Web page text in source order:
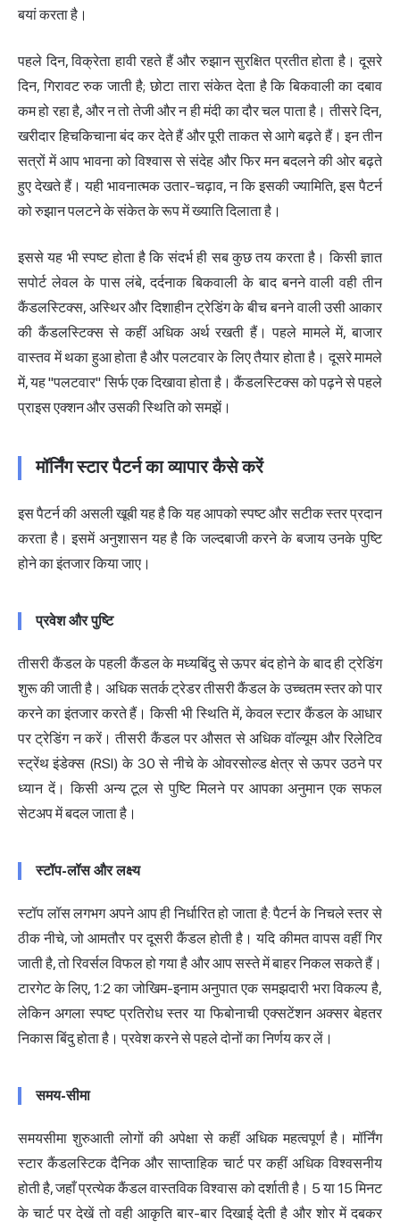
बयां करता है।
पहले दिन, विक्रेता हावी रहते हैं और रुझान सुरक्षित प्रतीत होता है। दूसरे
दिन, गिरावट रुक जाती है; छोटा तारा संकेत देता है कि बिकवाली का दबाव
कम हो रहा है, और न तो तेजी और न ही मंदी का दौर चल पाता है। तीसरे दिन,
खरीदार हिचकिचाना बंद कर देते हैं और पूरी ताकत से आगे बढ़ते हैं। इन तीन
सत्रों में आप भावना को विश्वास से संदेह और फिर मन बदलने की ओर बढ़ते
हुए देखते हैं। यही भावनात्मक उतार-चढ़ाव, न कि इसकी ज्यामिति, इस पैटर्न
को रुझान पलटने के संकेत के रूप में ख्याति दिलाता है।
इससे यह भी स्पष्ट होता है कि संदर्भ ही सब कुछ तय करता है। किसी ज्ञात
सपोर्ट लेवल के पास लंबे, दर्दनाक बिकवाली के बाद बनने वाली वही तीन
कैंडलस्टिक्स, अस्थिर और दिशाहीन ट्रेडिंग के बीच बनने वाली उसी आकार
की कैंडलस्टिक्स से कहीं अधिक अर्थ रखती हैं। पहले मामले में, बाजार
वास्तव में थका हुआ होता है और पलटवार के लिए तैयार होता है। दूसरे मामले
में, यह "पलटवार" सिर्फ एक दिखावा होता है। कैंडलस्टिक्स को पढ़ने से पहले
प्राइस एक्शन और उसकी स्थिति को समझें।
मॉर्निंग स्टार पैटर्न का व्यापार कैसे करें
इस पैटर्न की असली खूबी यह है कि यह आपको स्पष्ट और सटीक स्तर प्रदान
करता है। इसमें अनुशासन यह है कि जल्दबाजी करने के बजाय उनके पुष्टि
होने का इंतजार किया जाए।
प्रवेश और पुष्टि
तीसरी कैंडल के पहली कैंडल के मध्यबिंदु से ऊपर बंद होने के बाद ही ट्रेडिंग
शुरू की जाती है। अधिक सतर्क ट्रेडर तीसरी कैंडल के उच्चतम स्तर को पार
करने का इंतजार करते हैं। किसी भी स्थिति में, केवल स्टार कैंडल के आधार
पर ट्रेडिंग न करें। तीसरी कैंडल पर औसत से अधिक वॉल्यूम और रिलेटिव
स्ट्रेंथ इंडेक्स (RSI) के 30 से नीचे के ओवरसोल्ड क्षेत्र से ऊपर उठने पर
ध्यान दें। किसी अन्य टूल से पुष्टि मिलने पर आपका अनुमान एक सफल
सेटअप में बदल जाता है।
स्टॉप-लॉस और लक्ष्य
स्टॉप लॉस लगभग अपने आप ही निर्धारित हो जाता है: पैटर्न के निचले स्तर से
ठीक नीचे, जो आमतौर पर दूसरी कैंडल होती है। यदि कीमत वापस वहीं गिर
जाती है, तो रिवर्सल विफल हो गया है और आप सस्ते में बाहर निकल सकते हैं।
टारगेट के लिए, 1:2 का जोखिम-इनाम अनुपात एक समझदारी भरा विकल्प है,
लेकिन अगला स्पष्ट प्रतिरोध स्तर या फिबोनाची एक्सटेंशन अक्सर बेहतर
निकास बिंदु होता है। प्रवेश करने से पहले दोनों का निर्णय कर लें।
समय-सीमा
समयसीमा शुरुआती लोगों की अपेक्षा से कहीं अधिक महत्वपूर्ण है। मॉर्निंग
स्टार कैंडलस्टिक दैनिक और साप्ताहिक चार्ट पर कहीं अधिक विश्वसनीय
होती है, जहाँ प्रत्येक कैंडल वास्तविक विश्वास को दर्शाती है। 5 या 15 मिनट
के चार्ट पर देखें तो वही आकृति बार-बार दिखाई देती है और शोर में दबकर